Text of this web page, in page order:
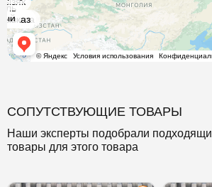
СОПУТСТВУЮЩИЕ ТОВАРЫ
Наши эксперты подобрали
товары для этого товара